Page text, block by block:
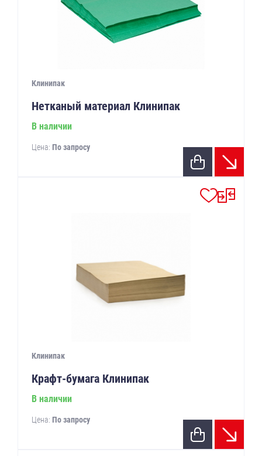
Клинипак
Нетканый материал Клинипак
В наличии
Цена: По запросу
Клинипак
Крафт-бумага Клинипак
В наличии
Цена: По запросу